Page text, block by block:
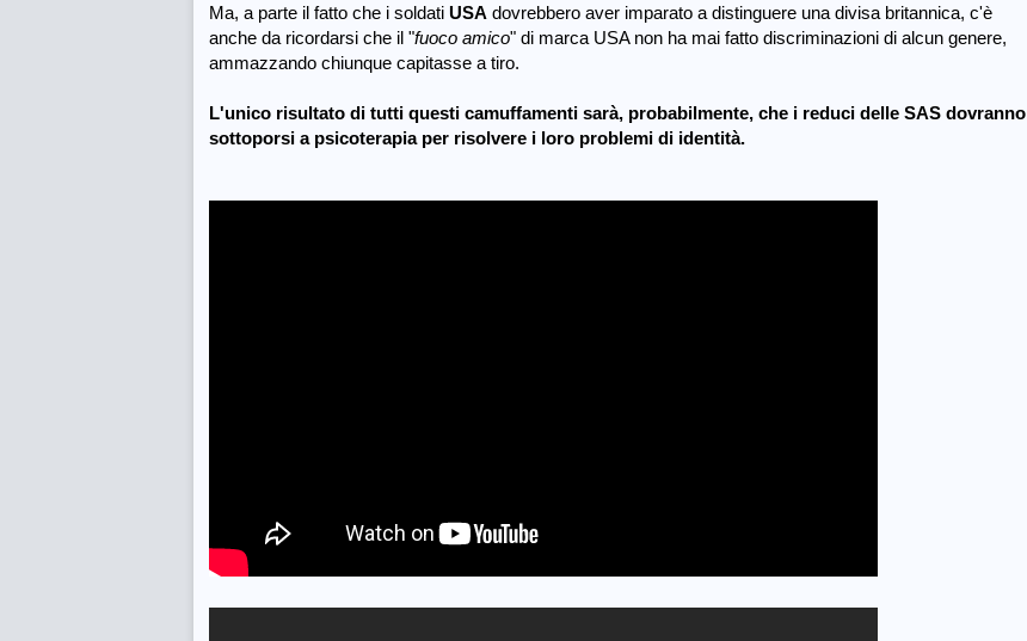
Ma, a parte il fatto che i soldati USA dovrebbero aver imparato a distinguere una divisa britannica, c'è
anche da ricordarsi che il "fuoco amico" di marca USA non ha mai fatto discriminazioni di alcun genere,
ammazzando chiunque capitasse a tiro.
L'unico risultato di tutti questi camuffamenti sarà, probabilmente, che i reduci delle SAS dovranno
sottoporsi a psicoterapia per risolvere i loro problemi di identità.